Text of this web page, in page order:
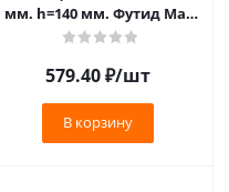
мм. h=140 мм. Футид Маг
/4/24/864/
579.40₽/шт
В корзину